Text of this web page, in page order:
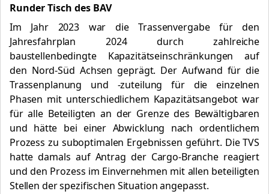
Runder Tisch des BAV
Im Jahr 2023 war die Trassenvergabe für den
Jahresfahrplan 2024 durch zahlreiche
baustellenbedingte Kapazitätseinschränkungen auf
den Nord-Süd Achsen geprägt. Der Aufwand für die
Trassenplanung und -zuteilung für die einzelnen
Phasen mit unterschiedlichem Kapazitätsangebot war
für alle Beteiligten an der Grenze des Bewältigbaren
und hätte bei einer Abwicklung nach ordentlichem
Prozesszu suboptimalen Ergebnissen geführt. Die TVS
hatte damals auf Antrag der Cargo-Branche reagiert
und den Prozess im Einvernehmen mit allen beteiligten
Stellen der spezifischen Situation angepasst.